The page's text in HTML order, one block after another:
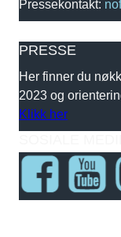
Pressekontakt:
PRESSE
Her finner du
2023 og
Klikk her